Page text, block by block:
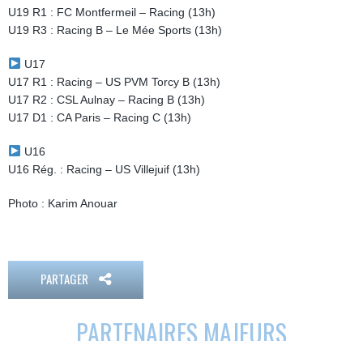
U19 R1 : FC Montfermeil – Racing (13h)
U19 R3 : Racing B – Le Mée Sports (13h)
U17
U17 R1 : Racing – US PVM Torcy B (13h)
U17 R2 : CSL Aulnay – Racing B (13h)
U17 D1 : CA Paris – Racing C (13h)
U16
U16 Rég. : Racing – US Villejuif (13h)
Photo : Karim Anouar
PARTAGER
PARTENAIRES MAJEURS